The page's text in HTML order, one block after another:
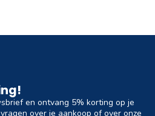
en ontvang 5% korting op je
over je aankoop of over onze